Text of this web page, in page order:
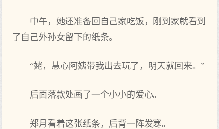
中午，她还准备回自己家吃饭，刚到家就看到
了自己外孙女留下的纸条。
“姥，慧心阿姨带我出去玩了，明天就回来。”
后面落款处画了一个小小的爱心。
郑月看着这张纸条，后背一阵发寒。